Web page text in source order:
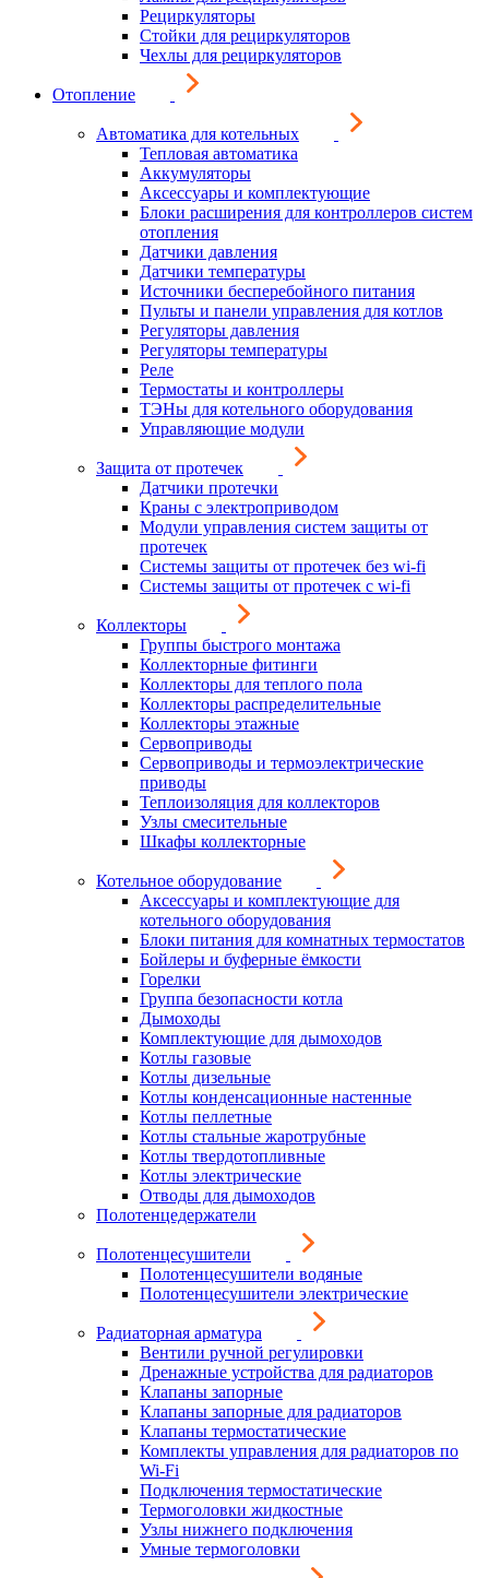
Рециркуляторы
Стойки для рециркуляторов
Чехлы для рециркуляторов
Отопление
Автоматика для котельных
Тепловая автоматика
Аккумуляторы
Аксессуары и комплектующие
Блоки расширения для контроллеров систем
отопления
Датчики давления
Датчики температуры
Источники бесперебойного питания
Пульты и панели управления для котлов
Регуляторы давления
Регуляторы температуры
Реле
Термостаты и контроллеры
ТЭНы для котельного оборудования
Управляющие модули
Защита от протечек
Датчики протечки
Краны с электроприводом
Модули управления систем защиты от
протечек
Системы защиты от протечек без wi-fi
Системы защиты от протечек с wi-fi
Коллекторы
Группы быстрого монтажа
Коллекторные фитинги
Коллекторы для теплого пола
Коллекторы распределительные
Коллекторы этажные
Сервоприводы
Сервоприводы и термоэлектрические
приводы
Теплоизоляция для коллекторов
Узлы смесительные
Шкафы коллекторные
Котельное оборудование
Аксессуары и комплектующие для
котельного оборудования
Блоки питания для комнатных термостатов
Бойлеры и буферные ёмкости
Горелки
Группа безопасности котла
Дымоходы
Комплектующие для дымоходов
Котлы газовые
Котлы дизельные
Котлы конденсационные настенные
Котлы пеллетные
Котлы стальные жаротрубные
Котлы твердотопливные
Котлы электрические
Отводы для дымоходов
Полотенцедержатели
Полотенцесушители
Полотенцесушители водяные
Полотенцесушители электрические
Радиаторная арматура
Вентили ручной регулировки
Дренажные устройства для радиаторов
Клапаны запорные
Клапаны запорные для радиаторов
Клапаны термостатические
Комплекты управления для радиаторов по
Wi-Fi
Подключения термостатические
Термоголовки жидкостные
Узлы нижнего подключения
Умные термоголовки